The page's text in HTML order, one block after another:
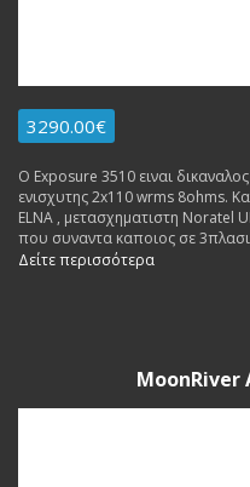
3290.00€
Ο Exposure 3510 ειναι
ενισχυτης 2x110 wrms 8ohms.
ΕLNA , μετασχηματιστη Noratel
που συναντα καποιος σε
av, 1x ground. Εξοδοι: 2x rca pre
Δείτε περισσότερα
MoonRiver